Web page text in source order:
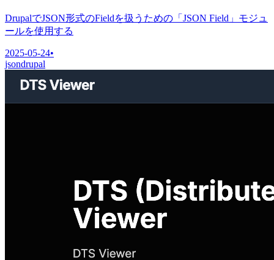
DrupalでJSON形式のFieldを扱うための「JSON Field」モジュ
ールを使用する
2025-05-24•
jsondrupal